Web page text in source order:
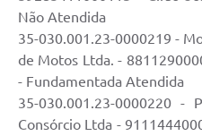
Não Atendida
35-030.001.23-0000219 -
de Motos Ltda. -
- Fundamentada Atendida
35-030.001.23-0000220 -
Consórcio Ltda -